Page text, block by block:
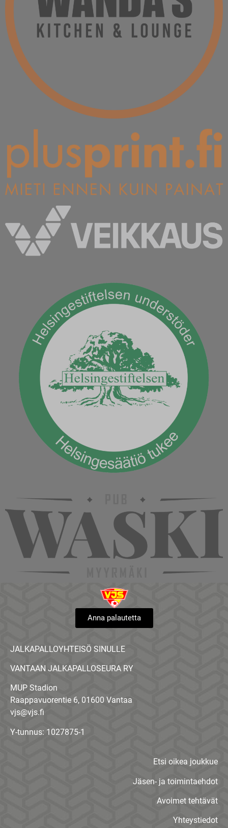
Anna palautetta
JALKAPALLOYHTEISÖ SINULLE
VANTAAN JALKAPALLOSEURA RY
MUP Stadion
Raappavuorentie 6, 01600 Vantaa
vjs@vjs.fi
Y-tunnus: 1027875-1
Etsi oikea joukkue
Jäsen- ja toimintaehdot
Avoimet tehtävät
Yhteystiedot